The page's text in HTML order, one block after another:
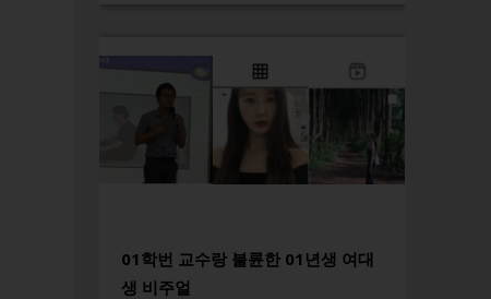
01학번 교수랑 불륜한 01년생 여대
생 비주얼